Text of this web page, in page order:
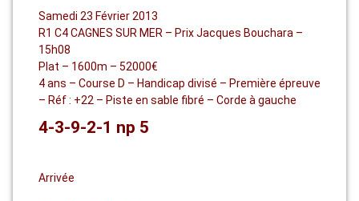
Samedi 23 Février 2013
R1 C4 CAGNES SUR MER – Prix Jacques Bouchara –
15h08
Plat – 1600m – 52000€
4 ans – Course D – Handicap divisé – Première épreuve
– Réf : +22 – Piste en sable fibré – Corde à gauche
4-3-9-2-1 np 5
Arrivée